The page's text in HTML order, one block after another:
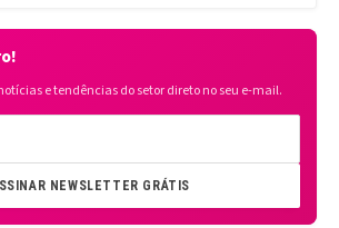
e tendências do setor direto no seu e-mail.
NEWSLETTER GRÁTIS